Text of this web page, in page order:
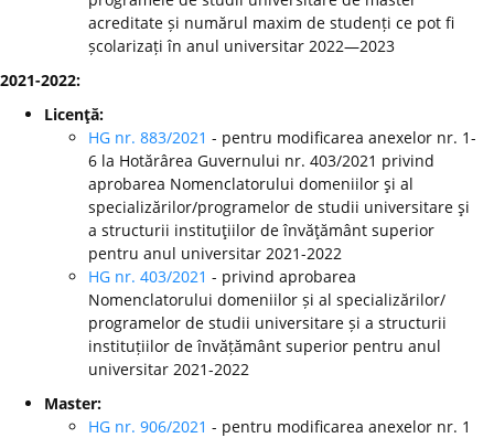
acreditate și numărul maxim de studenți ce pot fi
școlarizați în anul universitar 2022—2023
2021-2022:
Licenţă:
HG nr. 883/2021 - pentru modificarea anexelor nr. 1-
6 la Hotărârea Guvernului nr. 403/2021 privind
aprobarea Nomenclatorului domeniilor şi al
specializărilor/programelor de studii universitare şi
a structurii instituţiilor de învăţământ superior
pentru anul universitar 2021-2022
HG nr. 403/2021 - privind aprobarea
Nomenclatorului domeniilor și al specializărilor/
programelor de studii universitare și a structurii
instituțiilor de învățământ superior pentru anul
universitar 2021-2022
Master:
HG nr. 906/2021 - pentru modificarea anexelor nr. 1